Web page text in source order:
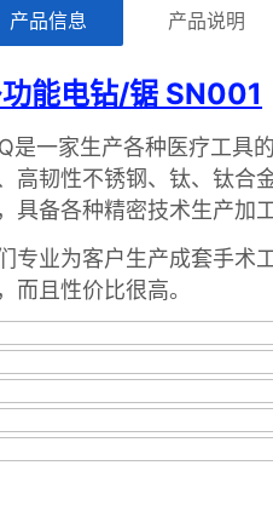
产品信息ㅤㅤ ㅤㅤ产品说明ㅤㅤ